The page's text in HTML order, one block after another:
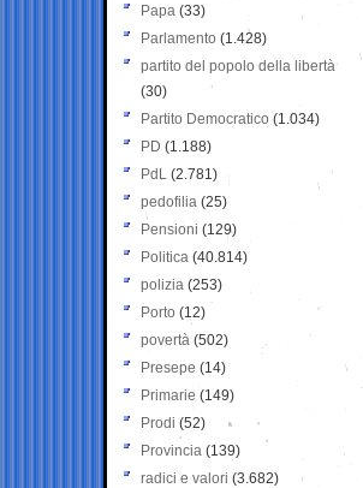
Papa (33)
Parlamento (1.428)
partito del popolo della libertà
(30)
Partito Democratico (1.034)
PD (1.188)
PdL (2.781)
pedofilia (25)
Pensioni (129)
Politica (40.814)
polizia (253)
Porto (12)
povertà (502)
Presepe (14)
Primarie (149)
Prodi (52)
Provincia (139)
radici e valori (3.682)